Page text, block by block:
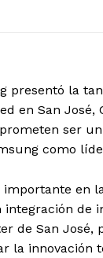
presentó la
en San
ser
como
en
de
de San
la innovación